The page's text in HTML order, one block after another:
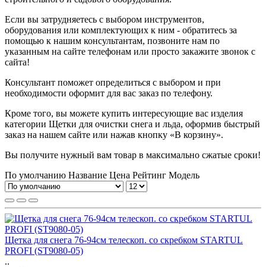
Если вы затрудняетесь с выбором инструментов,
оборудования или комплектующих к ним - обратитесь за
помощью к нашим консультантам, позвоните нам по
указанным на сайте телефонам или просто закажите звонок с
сайта!
Консультант поможет определиться с выбором и при
необходимости оформит для вас заказ по телефону.
Кроме того, вы можете купить интересующие вас изделия
категории Щетки для очистки снега и льда, оформив быстрый
заказ на нашем сайте или нажав кнопку «В корзину».
Вы получите нужный вам товар в максимально сжатые сроки!
По умолчанию Название Цена Рейтинг Модель
Щетка для снега 76-94см телескоп. со скребком STARTUL
PROFI (ST9080-05)
..